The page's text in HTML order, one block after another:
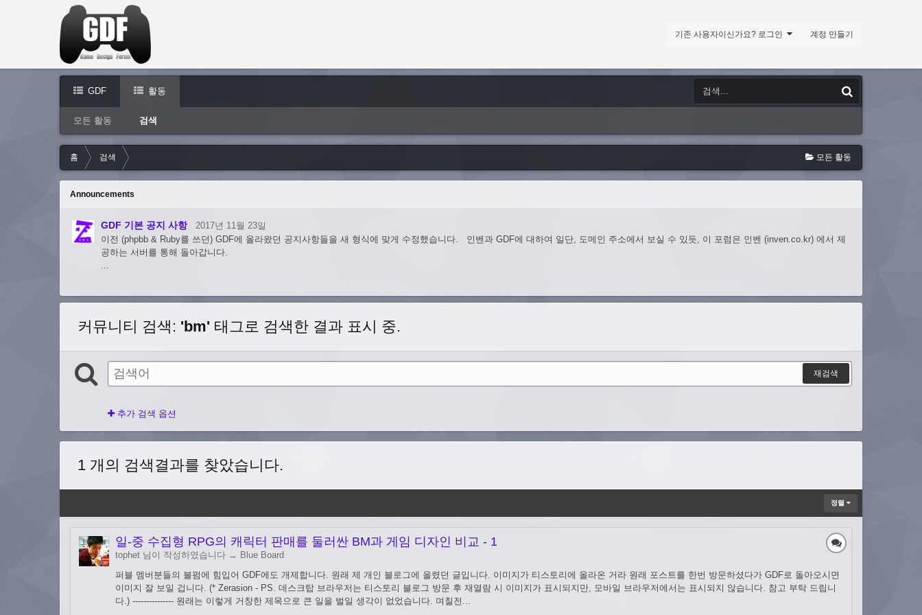
기존 사용자이신가요? 로그인 계정 만들기
GDF 활동
모든 활동 검색
모든 활동
홈 검색
Announcements
GDF 기본 공지 사항
2017년 11월 23일
이전 (phpbb & Ruby를 쓰던) GDF에 올라왔던 공지사항들을 새 형식에 맞게 수정했습니다. 인벤과 GDF에 대하여 일단, 도메인 주소에서 보실 수 있듯, 이 포럼은 인벤 (inven.co.kr) 에서 제
공하는 서버를 통해 돌아갑니다.
...
커뮤니티 검색 : 'bm' 태그로 검색한 결과 표시 중.
재검색
추가 검색 옵션
1 개의 검색결과를 찾았습니다.
정렬
일-중 수집형 RPG의 캐릭터 판매를 둘러싼 BM과 게임 디자인 비교 - 1
tophet 님이 작성하였습니다 → Blue Board
퍼블 멤버분들의 불펌에 힘입어 GDF에도 개제합니다. 원래 제 개인 블로그에 올렸던 글입니다. 이미지가 티스토리에 올라온 거라 원래 포스트를 한번 방문하셨다가 GDF로 돌아오시면
이미지 잘 보일 겁니다. (* Zerasion - PS. 데스크탑 브라우저는 티스토리 블로그 방문 후 재열람 시 이미지가 표시되지만, 모바일 브라우저에서는 표시되지 않습니다. 참고 부탁 드립니
다.) --------------- 원래는 이렇게 거창한 제목으로 큰 일을 벌일 생각이 없었습니다. 며칠전...